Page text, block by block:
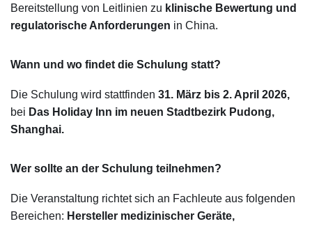
Bereitstellung von Leitlinien zu klinische Bewertung und
regulatorische Anforderungen in China.
Wann und wo findet die Schulung statt?
Die Schulung wird stattfinden 31. März bis 2. April 2026,
bei Das Holiday Inn im neuen Stadtbezirk Pudong,
Shanghai.
Wer sollte an der Schulung teilnehmen?
Die Veranstaltung richtet sich an Fachleute aus folgenden
Bereichen: Hersteller medizinischer Geräte,